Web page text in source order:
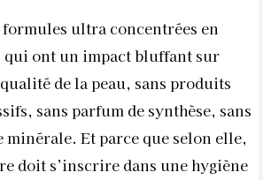
formules ultra concentrées en
qui ont un impact bluffant sur
de la peau, sans produits
sans parfum de synthèse, sans
Et parce que selon elle,
doit s’inscrire dans une hygiène